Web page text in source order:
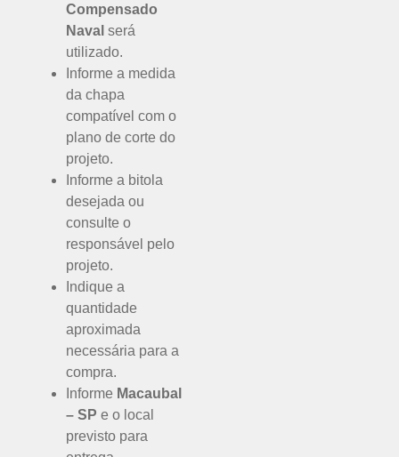
Compensado
Naval será
utilizado.
Informe a medida
da chapa
compatível com o
plano de corte do
projeto.
Informe a bitola
desejada ou
consulte o
responsável pelo
projeto.
Indique a
quantidade
aproximada
necessária para a
compra.
Informe Macaubal
– SP e o local
previsto para